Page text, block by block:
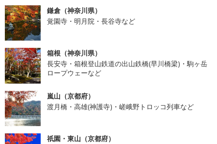
鎌倉（神奈川県）
覚園寺・明月院・長谷寺など
箱根（神奈川県）
長安寺・箱根登山鉄道の出山鉄橋(早川橋梁)・駒ヶ岳
ロープウェーなど
嵐山（京都府）
渡月橋・高雄(神護寺)・嵯峨野トロッコ列車など
祇園・東山（京都府）